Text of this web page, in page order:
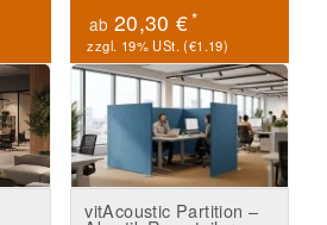
ab 20,30 €*
zzgl. 19% USt. (€1.19)
vitAcoustic Partition –